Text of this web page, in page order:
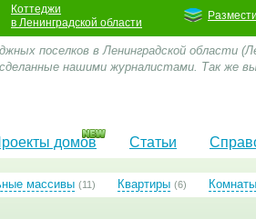
Коттеджи
в Ленинградской области
поселков в Ленинградской области
нашими журналистами. Так же
домов Статьи
массивы (11) Квартиры (6) Комнаты